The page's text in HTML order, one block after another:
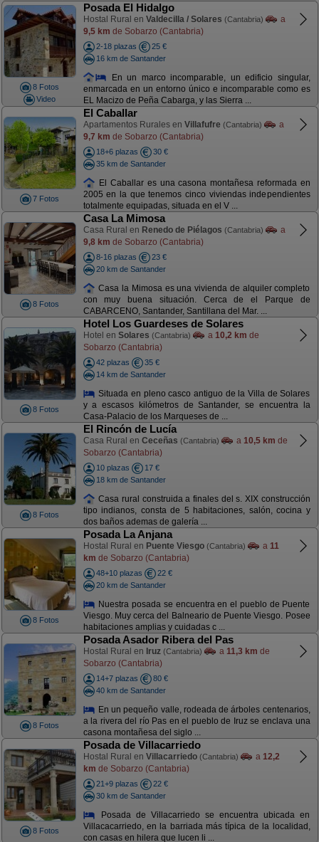
8 Fotos
Video
Posada El Hidalgo
Hostal Rural en Valdecilla / Solares (Cantabria)
a
9,5 km de Sobarzo (Cantabria)
2-18 plazas
25 €
16 km de Santander
En un marco incomparable, un edificio singular,
enmarcada en un entorno único e incomparable como es
EL Macizo de Peña Cabarga, y las Sierra ...
7 Fotos
El Caballar
Apartamentos Rurales en Villafufre (Cantabria)
a
9,7 km de Sobarzo (Cantabria)
18+6 plazas
30 €
35 km de Santander
El Caballar es una casona montañesa reformada en
2005 en la que tenemos cinco viviendas independientes
totalmente equipadas, situada en el V ...
8 Fotos
Casa La Mimosa
Casa Rural en Renedo de Piélagos (Cantabria)
a
9,8 km de Sobarzo (Cantabria)
8-16 plazas
23 €
20 km de Santander
Casa la Mimosa es una vivienda de alquiler completo
con muy buena situación. Cerca de el Parque de
CABARCENO, Santander, Santillana del Mar. ...
8 Fotos
Hotel Los Guardeses de Solares
Hotel en Solares (Cantabria) a 10,2 km de
Sobarzo (Cantabria)
42 plazas
35 €
14 km de Santander
Situada en pleno casco antiguo de la Villa de Solares
y a escasos kilómetros de Santander, se encuentra la
Casa-Palacio de los Marqueses de ...
8 Fotos
El Rincón de Lucía
Casa Rural en Ceceñas (Cantabria) a 10,5 km de
Sobarzo (Cantabria)
10 plazas
17 €
18 km de Santander
Casa rural construida a finales del s. XIX construcción
tipo indianos, consta de 5 habitaciones, salón, cocina y
dos baños ademas de galería ...
8 Fotos
Posada La Anjana
Hostal Rural en Puente Viesgo (Cantabria) a 11
km de Sobarzo (Cantabria)
48+10 plazas
22 €
20 km de Santander
Nuestra posada se encuentra en el pueblo de Puente
Viesgo. Muy cerca del Balneario de Puente Viesgo. Posee
habitaciones amplias y cuidadas c ...
8 Fotos
Posada Asador Ribera del Pas
Hostal Rural en Iruz (Cantabria) a 11,3 km de
Sobarzo (Cantabria)
14+7 plazas
80 €
40 km de Santander
En un pequeño valle, rodeada de árboles centenarios,
a la rivera del río Pas en el pueblo de Iruz se enclava una
casona montañesa del siglo ...
8 Fotos
Posada de Villacarriedo
Hostal Rural en Villacarriedo (Cantabria) a 12,2
km de Sobarzo (Cantabria)
21+9 plazas
22 €
30 km de Santander
Posada de Villacarriedo se encuentra ubicada en
Villacacarriedo, en la barriada más típica de la localidad,
con casas en hilera que lucen li ...